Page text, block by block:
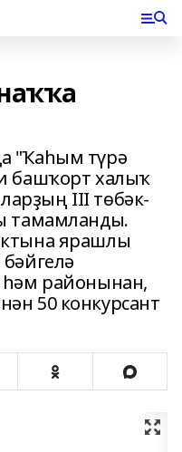
"Ҡаhым түрә
башҡорт халыҡ
III төбәк-
тамамланды.
ярашлы
һәм районынан,
50 конкурсант